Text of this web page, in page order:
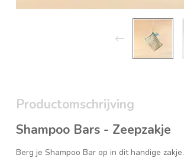
Productomschrijving
Shampoo Bars - Zeepzakje
Berg je Shampoo Bar op in dit handige zakje.